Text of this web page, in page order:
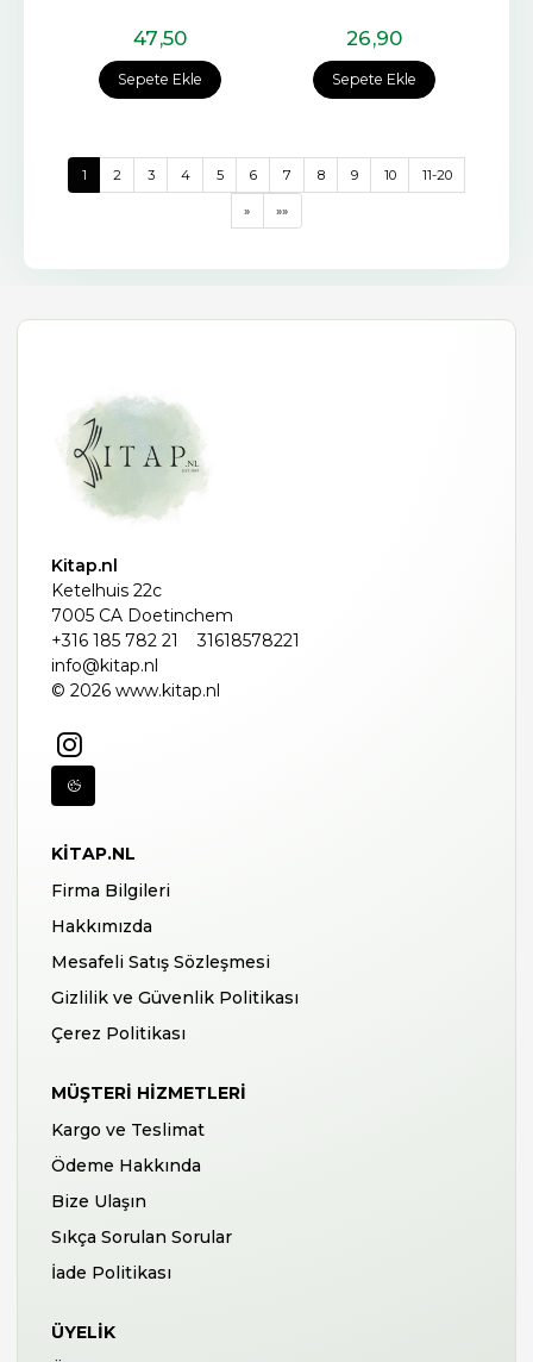
Sepete Ekle
47,50
Sepete Ekle
26,90
1 2 3 4 5 6 7 8 9 10 11-20
» »»
Kitap.nl
Ketelhuis 22c
7005 CA Doetinchem
+316 185 782 21
31618578221
info@kitap.nl
© 2026 www.kitap.nl
KITAP.NL
Firma Bilgileri
Hakkımızda
Mesafeli Satış Sözleşmesi
Gizlilik ve Güvenlik Politikası
Çerez Politikası
MÜŞTERI HIZMETLERI
Kargo ve Teslimat
Ödeme Hakkında
Bize Ulaşın
Sıkça Sorulan Sorular
İade Politikası
ÜYELIK